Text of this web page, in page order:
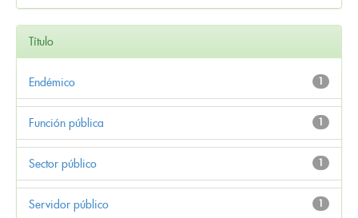
Título
1
Endémico
1
Función pública
1
Sector público
1
Servidor público